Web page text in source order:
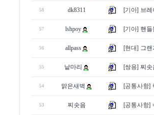
58 dk8311 [기아] 브레
57 lshpoy [기아] 핸들
56 allpass [현대] 그랜
55 낱마리 [쌍용] 찌솟
54 맑은새벽 [공통사항]
53 찌솟음 [공통사항]